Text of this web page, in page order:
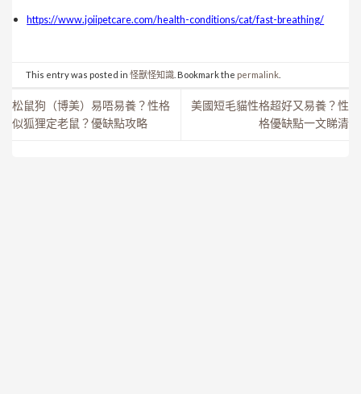
https://www.joiipetcare.com/health-conditions/cat/fast-breathing/
This entry was posted in 怪獸怪知識. Bookmark the permalink.
松鼠狗（博美）易唔易養？性格
似狐狸定老鼠？優缺點攻略
美國短毛貓性格超好又易養？性
格優缺點一文睇清